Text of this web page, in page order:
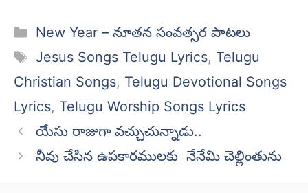
Categories
New Year – నూతన సంవత్సర పాటలు
Tags
Jesus Songs Telugu Lyrics, Telugu
Christian Songs, Telugu Devotional Songs
Lyrics, Telugu Worship Songs Lyrics
యేసు రాజుగా వచ్చుచున్నాడు..
నీవు చేసిన ఉపకారములకు నేనేమి చెల్లింతును